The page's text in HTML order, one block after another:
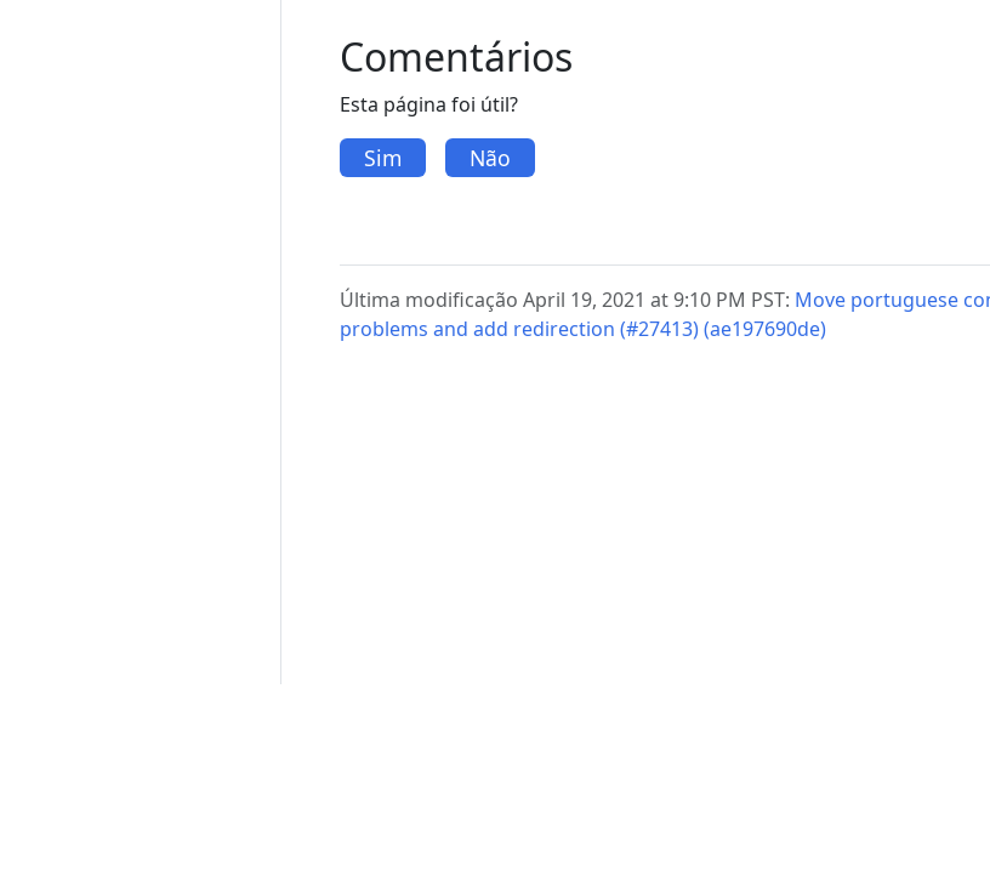
Comentários
Esta página foi útil?
Sim Não
Última modificação April 19, 2021 at 9:10 PM PST: Move portuguese
problems and add redirection (#27413) (ae197690de)